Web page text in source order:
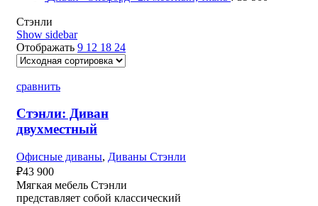
Стэнли
Show sidebar
Отображать 9 12 18 24
сравнить
Стэнли: Диван
двухместный
Офисные диваны, Диваны Стэнли
₽43 900
Мягкая мебель Стэнли
представляет собой классический